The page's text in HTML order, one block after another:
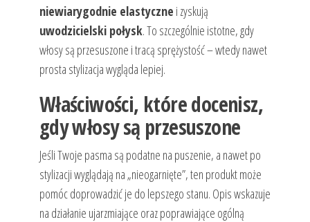
niewiarygodnie elastyczne i zyskują
uwodzicielski połysk. To szczególnie istotne, gdy
włosy są przesuszone i tracą sprężystość – wtedy nawet
prosta stylizacja wygląda lepiej.
Właściwości, które docenisz,
gdy włosy są przesuszone
Jeśli Twoje pasma są podatne na puszenie, a nawet po
stylizacji wyglądają na „nieogarnięte”, ten produkt może
pomóc doprowadzić je do lepszego stanu. Opis wskazuje
na działanie ujarzmiające oraz poprawiające ogólną